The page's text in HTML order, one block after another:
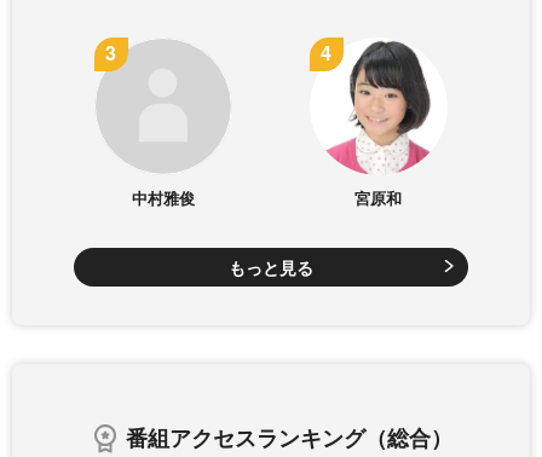
中村雅俊 宮原和
もっと見る
番組アクセスランキング（総合）